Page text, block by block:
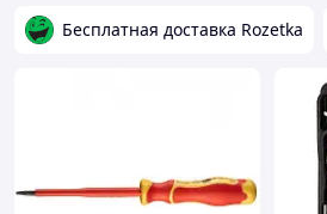
Бесплатная доставка Rozetka